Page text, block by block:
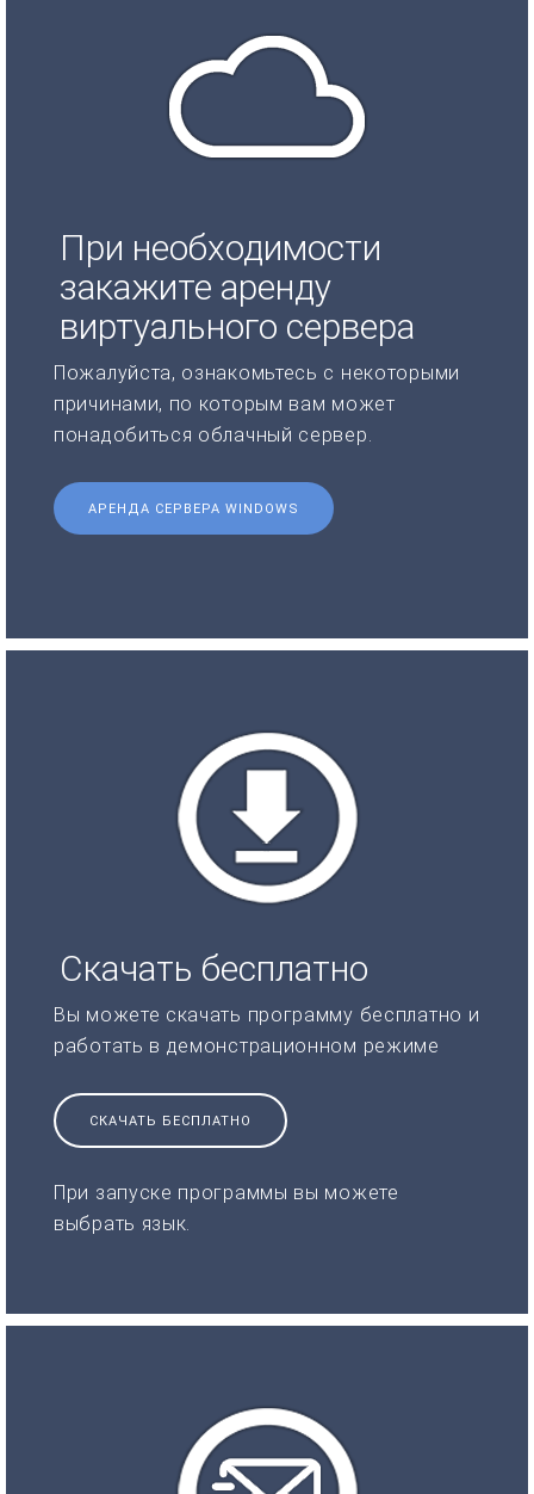
При необходимости
закажите аренду
виртуального сервера
Пожалуйста, ознакомьтесь с некоторыми
причинами, по которым вам может
понадобиться облачный сервер.
АРЕНДА СЕРВЕРА WINDOWS
Скачать бесплатно
Вы можете скачать программу бесплатно и
работать в демонстрационном режиме
СКАЧАТЬ БЕСПЛАТНО
При запуске программы вы можете
выбрать язык.